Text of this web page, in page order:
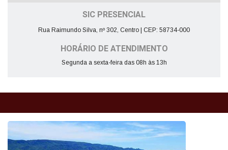
SIC PRESENCIAL
Rua Raimundo Silva, nº 302, Centro | CEP: 58734-000
HORÁRIO DE ATENDIMENTO
Segunda a sexta-feira das 08h às 13h